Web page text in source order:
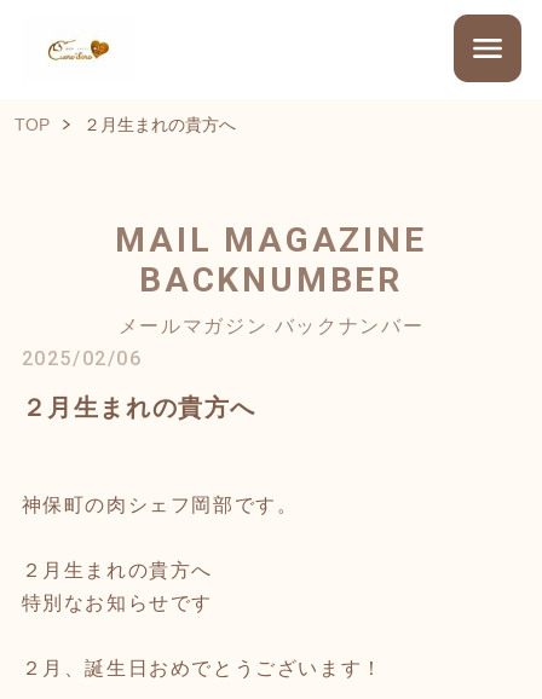
TOP ２月生まれの貴方へ
MAIL MAGAZINE
BACKNUMBER
メールマガジン バックナンバー
2025/02/06
２月生まれの貴方へ
神保町の肉シェフ岡部です。
２月生まれの貴方へ
特別なお知らせです
２月、誕生日おめでとうございます！